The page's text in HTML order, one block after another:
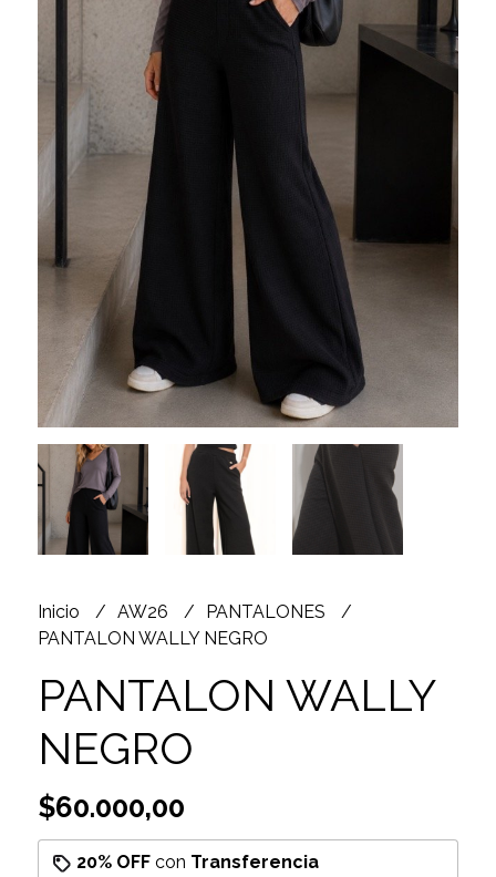
Inicio AW26
PANTALONES
PANTALON WALLY NEGRO
PANTALON WALLY
NEGRO
$60.000,00
20% OFFcon Transferencia